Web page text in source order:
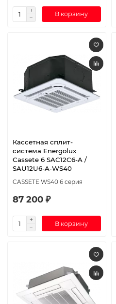
В корзину
Кассетная сплит-
система Energolux
Cassete 6 SAC12C6-A /
SAU12U6-A-WS40
CASSETE WS40 6 серия
87 200 ₽
В корзину